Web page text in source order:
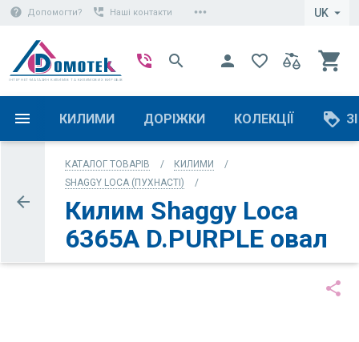
help Допомогти? perm_phone_msg Наші контакти more_horiz UK arrow_drop_down
ІНТЕРНЕТ-МАГАЗИН КИЛИМІВ ТА КИЛИМОВИХ ВИРОБІВ
phone_in_talk search person favorite_border shopping_cart
КИЛИМИ ДОРІЖКИ КОЛЕКЦІЇ loyalty
КАТАЛОГ ТОВАРІВ
КИЛИМИ
SHAGGY LOCA (ПУХНАСТІ)
Килим Shaggy Loca
6365A D.PURPLE овал
arrow_back
share